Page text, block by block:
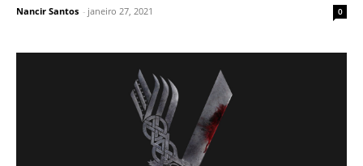
Nancir Santos - janeiro 27, 2021 0